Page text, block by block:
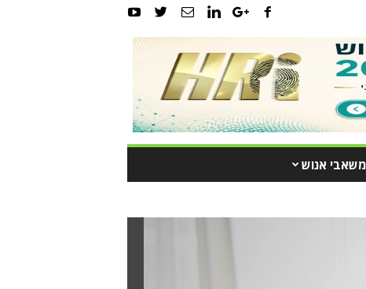
משאבי אנוש